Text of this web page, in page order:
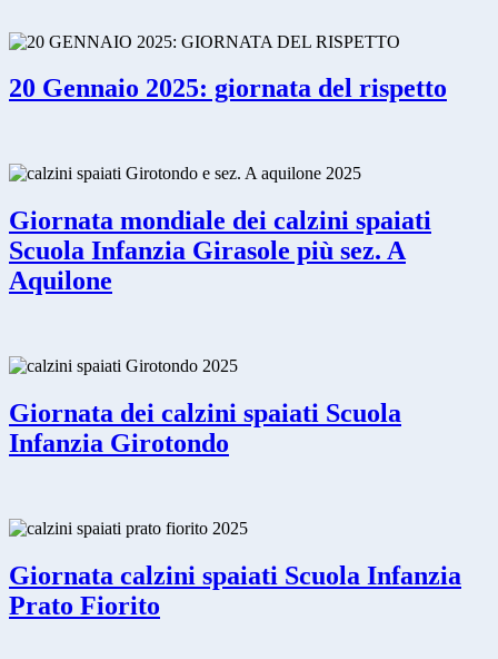
20 Gennaio 2025: giornata del rispetto
Giornata mondiale dei calzini spaiati
Scuola Infanzia Girasole più sez. A
Aquilone
Giornata dei calzini spaiati Scuola
Infanzia Girotondo
Giornata calzini spaiati Scuola Infanzia
Prato Fiorito